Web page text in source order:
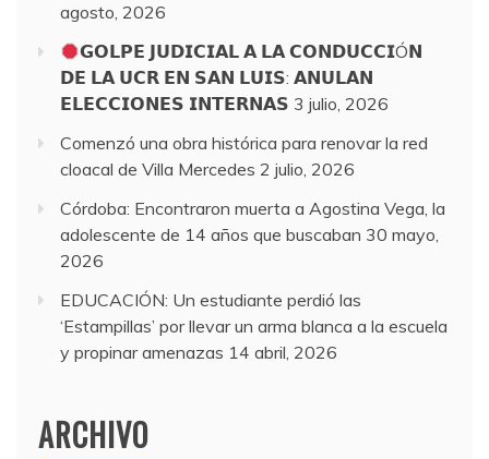
agosto, 2026
𝗚𝗢𝗟𝗣𝗘 𝗝𝗨𝗗𝗜𝗖𝗜𝗔𝗟 𝗔 𝗟𝗔 𝗖𝗢𝗡𝗗𝗨𝗖𝗖𝗜Ó𝗡
𝗗𝗘 𝗟𝗔 𝗨𝗖𝗥 𝗘𝗡 𝗦𝗔𝗡 𝗟𝗨𝗜𝗦: 𝗔𝗡𝗨𝗟𝗔𝗡
𝗘𝗟𝗘𝗖𝗖𝗜𝗢𝗡𝗘𝗦 𝗜𝗡𝗧𝗘𝗥𝗡𝗔𝗦 3 julio, 2026
Comenzó una obra histórica para renovar la red
cloacal de Villa Mercedes 2 julio, 2026
Córdoba: Encontraron muerta a Agostina Vega, la
adolescente de 14 años que buscaban 30 mayo,
2026
EDUCACIÓN: Un estudiante perdió las
‘Estampillas’ por llevar un arma blanca a la escuela
y propinar amenazas 14 abril, 2026
ARCHIVO